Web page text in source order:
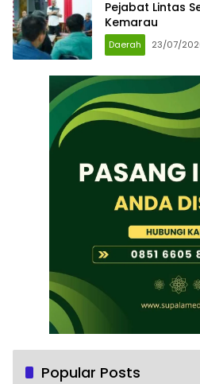
Pejabat Lintas
Kemarau
Daerah 23/07/
Popular Posts